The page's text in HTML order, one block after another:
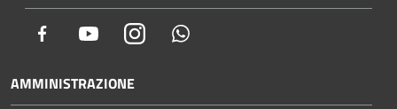
Facebook YoutubeInstagram
AMMINISTRAZIONE